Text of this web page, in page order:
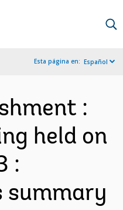
Esta página en: Español
:
held on
:
summary